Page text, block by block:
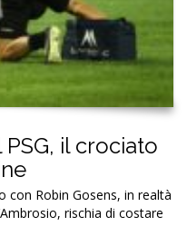
il crociato
con Robin Gosens, in realtà
rischia di costare